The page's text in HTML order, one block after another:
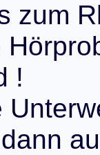
zum R
Hörpro
!
Unterw
dann au